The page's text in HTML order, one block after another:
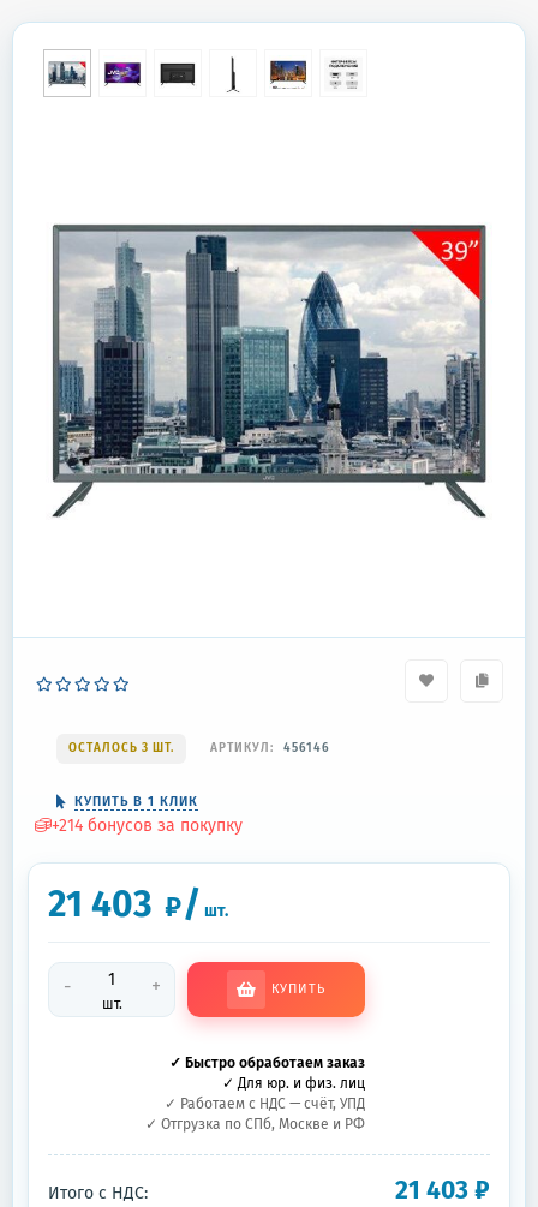
ОСТАЛОСЬ 3 ШТ. АРТИКУЛ: 456146
КУПИТЬ В 1 КЛИК
+214 бонусов за покупку
21 403 ₽/ шт.
-
шт.
+ КУПИТЬ
✓ Быстро обработаем заказ
✓ Для юр. и физ. лиц
✓ Работаем с НДС — счёт, УПД
✓ Отгрузка по СПб, Москве и РФ
Итого с НДС: 21 403₽